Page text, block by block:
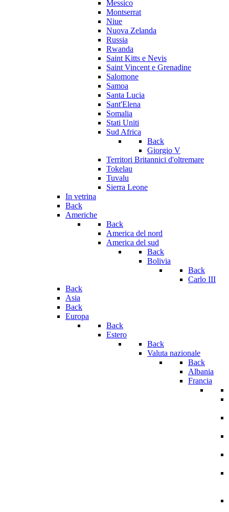
Messico
Montserrat
Niue
Nuova Zelanda
Russia
Rwanda
Saint Kitts e Nevis
Saint Vincent e Grenadine
Salomone
Samoa
Santa Lucia
Sant'Elena
Somalia
Stati Uniti
Sud Africa
Back
Giorgio V
Territori Britannici d'oltremare
Tokelau
Tuvalu
Sierra Leone
In vetrina
Back
Americhe
Back
America del nord
America del sud
Back
Bolivia
Back
Carlo III
Back
Asia
Back
Europa
Back
Estero
Back
Valuta nazionale
Back
Albania
Francia